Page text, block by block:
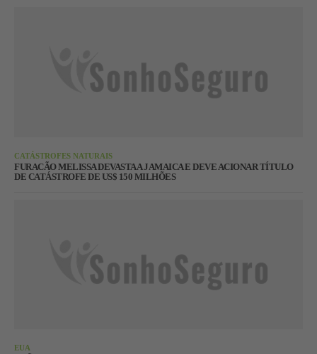
CATÁSTROFES NATURAIS
FURACÃO MELISSA DEVASTA A JAMAICA E DEVE ACIONAR TÍTULO
DE CATÁSTROFE DE US$ 150 MILHÕES
EUA